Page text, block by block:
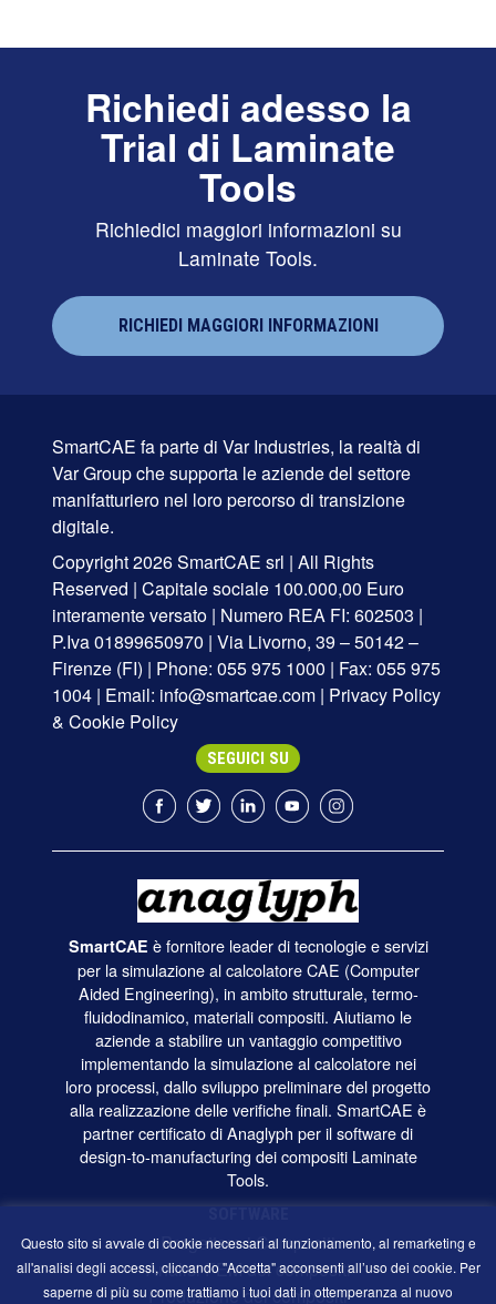
Richiedi adesso la
Trial di Laminate
Tools
Richiedici maggiori informazioni su
Laminate Tools.
RICHIEDI MAGGIORI INFORMAZIONI
SmartCAE fa parte di Var Industries, la realtà di
Var Groupche supporta le aziende del settore
manifatturiero nel loro percorso di transizione
digitale.
Copyright 2026 SmartCAE srl | All Rights
Reserved | Capitale sociale 100.000,00 Euro
interamente versato | Numero REA FI: 602503 |
P.Iva 01899650970 | Via Livorno, 39 – 50142 –
Firenze (FI) | Phone: 055 975 1000 | Fax: 055 975
1004 | Email: info@smartcae.com | Privacy Policy
& Cookie Policy
SEGUICI SU
SmartCAE è fornitore leader di tecnologie e servizi
per la simulazione al calcolatore CAE (Computer
Aided Engineering), in ambito strutturale, termo-
fluidodinamico, materiali compositi. Aiutiamo le
aziende a stabilire un vantaggio competitivo
implementando la simulazione al calcolatore nei
loro processi, dallo sviluppo preliminare del progetto
alla realizzazione delle verifiche finali. SmartCAE è
partner certificato di Anaglyph per il software di
design-to-manufacturing dei compositi Laminate
Tools.
Progettare i Compositi
Analisi FEM dei compositi
Produzione dei compositi
Questo sito si avvale di cookie necessari al funzionamento, al remarketing e
all'analisi degli accessi, cliccando "Accetta" acconsenti all’uso dei cookie. Per
saperne di più su come trattiamo i tuoi dati in ottemperanza al nuovo